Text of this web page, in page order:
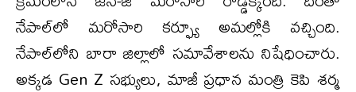
నేపాల్‌లో మరోసారి కర్ఫ్యూ అమల్లోకి వచ్చింది.
నేపాల్‌లోని బారా జిల్లాలో సమావేశాలను నిషేధించారు.
అక్కడ Gen Z సభ్యులు, మాజీ ప్రధాన మంత్రి కె‌పి శర్మ